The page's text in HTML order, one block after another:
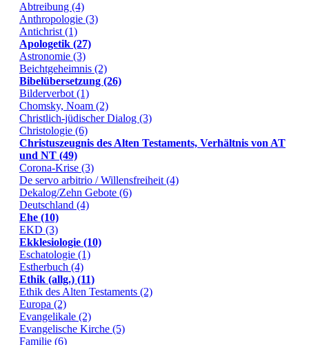
Abtreibung (4)
Anthropologie (3)
Antichrist (1)
Apologetik (27)
Astronomie (3)
Beichtgeheimnis (2)
Bibelübersetzung (26)
Bilderverbot (1)
Chomsky, Noam (2)
Christlich-jüdischer Dialog (3)
Christologie (6)
Christuszeugnis des Alten Testaments, Verhältnis von AT
und NT (49)
Corona-Krise (3)
De servo arbitrio / Willensfreiheit (4)
Dekalog/Zehn Gebote (6)
Deutschland (4)
Ehe (10)
EKD (3)
Ekklesiologie (10)
Eschatologie (1)
Estherbuch (4)
Ethik (allg.) (11)
Ethik des Alten Testaments (2)
Europa (2)
Evangelikale (2)
Evangelische Kirche (5)
Familie (6)